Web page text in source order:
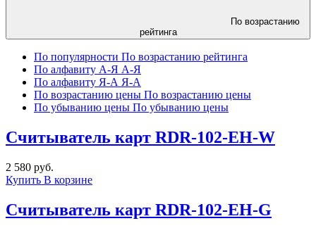
По возрастанию
рейтинга
По популярности По возрастанию рейтинга
По алфавиту А-Я А-Я
По алфавиту Я-А Я-А
По возрастанию цены По возрастанию цены
По убыванию цены По убыванию цены
Cчитыватель карт RDR-102-EH-W
2 580 руб.
Купить В корзине
Cчитыватель карт RDR-102-EH-G